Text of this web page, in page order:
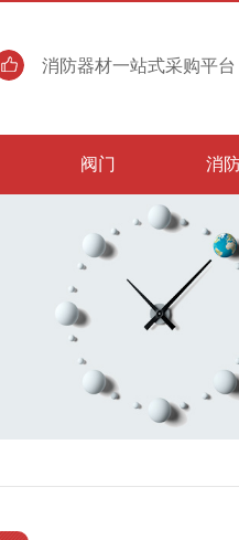
消防器材一站式采购平
阀门 消